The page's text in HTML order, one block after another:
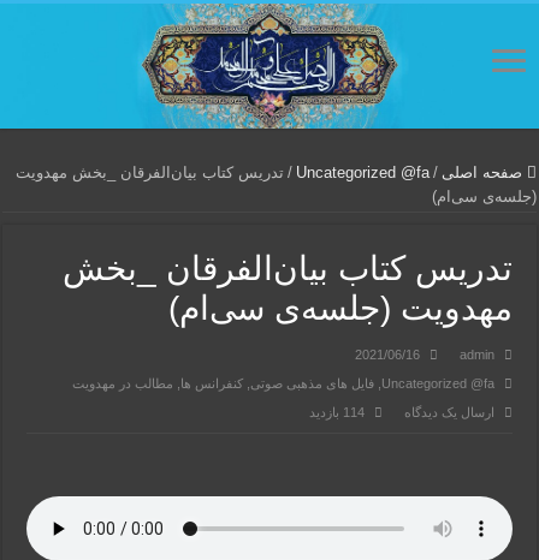
صفحه اصلی /
Uncategorized @fa
/ تدریس کتاب بیان‌الفرقان _بخش مهدویت
(جلسه‌ی سی‌ام)
تدریس کتاب بیان‌الفرقان _بخش
مهدویت (جلسه‌ی سی‌ام)
admin
2021/06/16
Uncategorized @fa
,فایل های مذهبی صوتی ,کنفرانس ها
مطالب در مهدویت
ارسال یک دیدگاه
114 بازدید